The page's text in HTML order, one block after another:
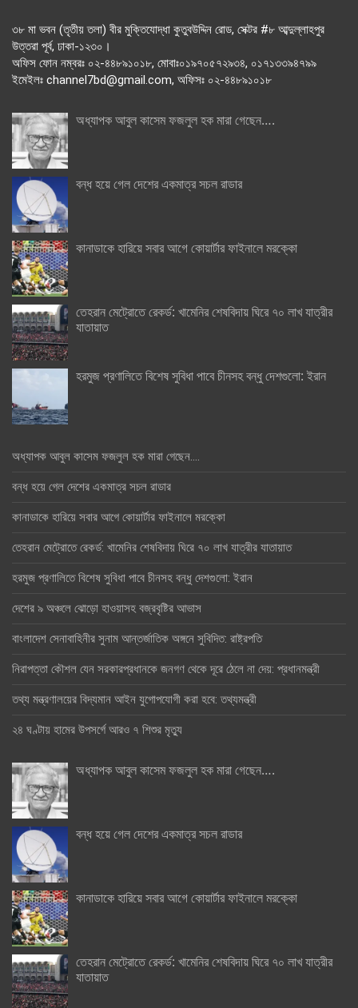
৩৮ মা ভবন (তৃতীয় তলা) বীর মুক্তিযোদ্ধা কুতুবউদ্দিন রোড, সেক্টর #৮ আব্দুল্লাহপুর
উত্তরা পূর্ব, ঢাকা-১২৩০।
অফিস ফোন নম্বরঃ ০২-৪৪৮৯১০১৮, মোবাঃ০১৯৭০৫৭২৯৩৪, ০১৭১৩৩৯৪৭৯৯
ইমেইলঃ channel7bd@gmail.com, অফিসঃ ০২-৪৪৮৯১০১৮
অধ্যাপক আবুল কাসেম ফজলুল হক মারা গেছেন….
বন্ধ হয়ে গেল দেশের একমাত্র সচল রাডার
কানাডাকে হারিয়ে সবার আগে কোয়ার্টার ফাইনালে মরক্কো
তেহরান মেট্রোতে রেকর্ড: খামেনির শেষবিদায় ঘিরে ৭০ লাখ যাত্রীর
যাতায়াত
হরমুজ প্রণালিতে বিশেষ সুবিধা পাবে চীনসহ বন্ধু দেশগুলো: ইরান
অধ্যাপক আবুল কাসেম ফজলুল হক মারা গেছেন….
বন্ধ হয়ে গেল দেশের একমাত্র সচল রাডার
কানাডাকে হারিয়ে সবার আগে কোয়ার্টার ফাইনালে মরক্কো
তেহরান মেট্রোতে রেকর্ড: খামেনির শেষবিদায় ঘিরে ৭০ লাখ যাত্রীর যাতায়াত
হরমুজ প্রণালিতে বিশেষ সুবিধা পাবে চীনসহ বন্ধু দেশগুলো: ইরান
দেশের ৯ অঞ্চলে ঝোড়ো হাওয়াসহ বজ্রবৃষ্টির আভাস
বাংলাদেশ সেনাবাহিনীর সুনাম আন্তর্জাতিক অঙ্গনে সুবিদিত: রাষ্ট্রপতি
নিরাপত্তা কৌশল যেন সরকারপ্রধানকে জনগণ থেকে দূরে ঠেলে না দেয়: প্রধানমন্ত্রী
তথ্য মন্ত্রণালয়ের বিদ্যমান আইন যুগোপযোগী করা হবে: তথ্যমন্ত্রী
২৪ ঘণ্টায় হামের উপসর্গে আরও ৭ শিশুর মৃত্যু
অধ্যাপক আবুল কাসেম ফজলুল হক মারা গেছেন….
বন্ধ হয়ে গেল দেশের একমাত্র সচল রাডার
কানাডাকে হারিয়ে সবার আগে কোয়ার্টার ফাইনালে মরক্কো
তেহরান মেট্রোতে রেকর্ড: খামেনির শেষবিদায় ঘিরে ৭০ লাখ যাত্রীর
যাতায়াত